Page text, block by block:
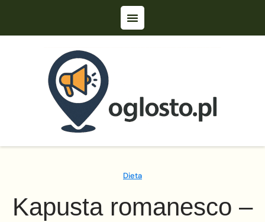
Dieta
Kapusta romanesco –